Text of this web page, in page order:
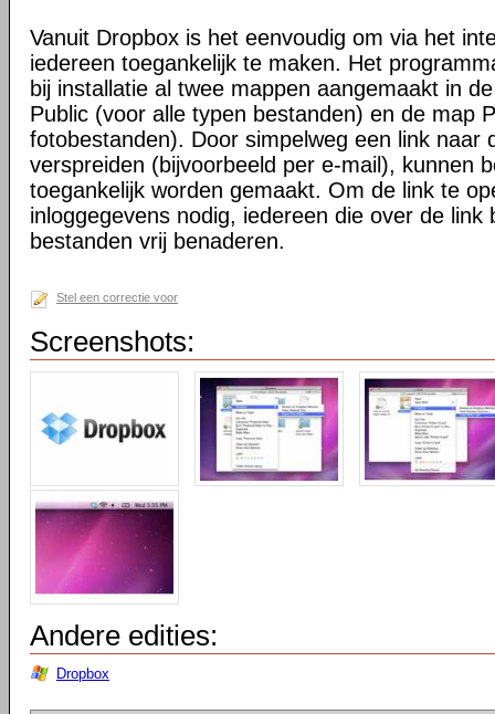
Vanuit Dropbox is het eenvoudig om via het
iedereen toegankelijk te maken. Het
bij installatie al twee mappen aangemaakt in
Public (voor alle typen bestanden) en de map
fotobestanden). Door simpelweg een link naar
verspreiden (bijvoorbeeld per e-mail), kunnen
toegankelijk worden gemaakt. Om de link te
inloggegevens nodig, iedereen die over de link
bestanden vrij benaderen.
Stel een correctie voor
Screenshots:
Andere edities:
Dropbox